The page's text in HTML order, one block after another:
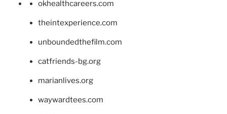
okhealthcareers.com
theintexperience.com
unboundedthefilm.com
catfriends-bg.org
marianlives.org
waywardtees.com